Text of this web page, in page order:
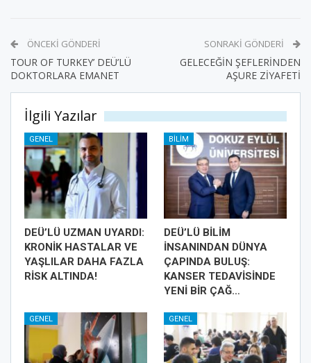
ÖNCEKI GÖNDERI
TOUR OF TURKEY’ DEÜ’LÜ
DOKTORLARA EMANET
SONRAKI GÖNDERI
GELECEĞİN ŞEFLERİNDEN
AŞURE ZİYAFETİ
İlgili Yazılar
GENEL
DEÜ’LÜ UZMAN UYARDI:
KRONİK HASTALAR VE
YAŞLILAR DAHA FAZLA
RİSK ALTINDA!
BILIM
DEÜ’LÜ BİLİM
İNSANINDAN DÜNYA
ÇAPINDA BULUŞ:
KANSER TEDAVİSİNDE
YENİ BİR ÇAĞ…
GENEL GENEL